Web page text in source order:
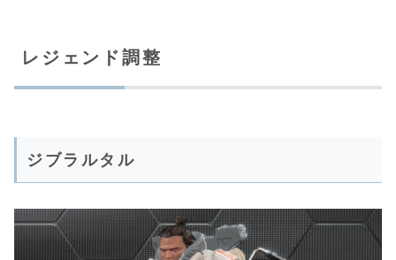
レジェンド調整
ジブラルタル